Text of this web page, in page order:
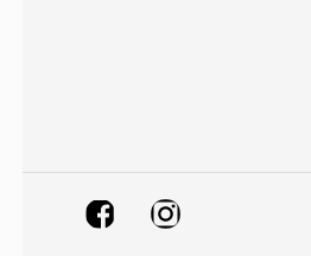
FacebookInstagram